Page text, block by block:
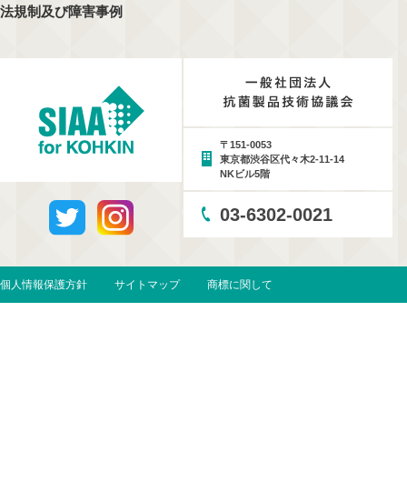
法規制及び障害事例
〒151-0053
東京都渋谷区代々木2-11-14
NKビル5階
03-6302-0021
個人情報保護方針 サイトマップ 商標に関して